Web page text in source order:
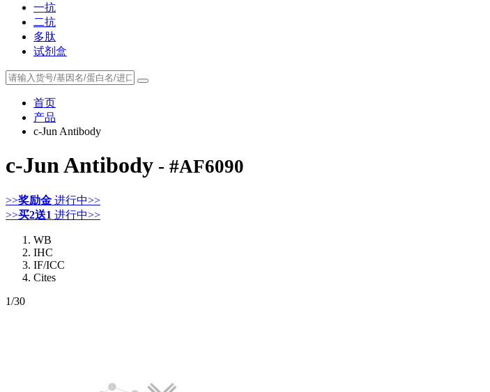
一抗
二抗
多肽
试剂盒
首页
产品
c-Jun Antibody
c-Jun Antibody - #AF6090
>>奖励金 进行中>>
>>买2送1 进行中>>
WB
IHC
IF/ICC
Cites
1/30